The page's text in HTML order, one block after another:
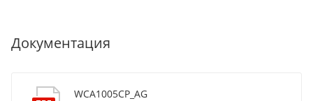
Документация
WCA1005CP_AG